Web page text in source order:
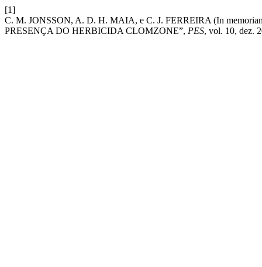
[1]
C. M. JONSSON, A. D. H. MAIA, e C. J. FERREIRA (In
PRESENÇA DO HERBICIDA CLOMZONE”, PES, vol. 10, dez.